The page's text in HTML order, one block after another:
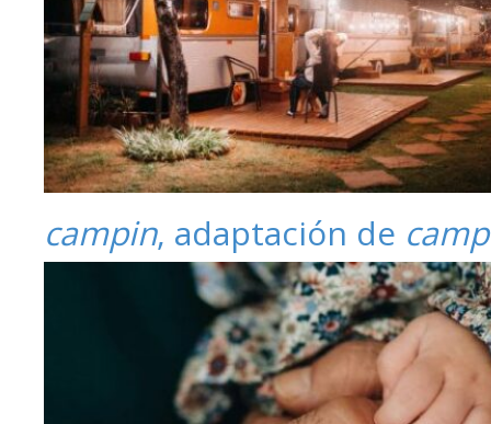
campin, adaptación de